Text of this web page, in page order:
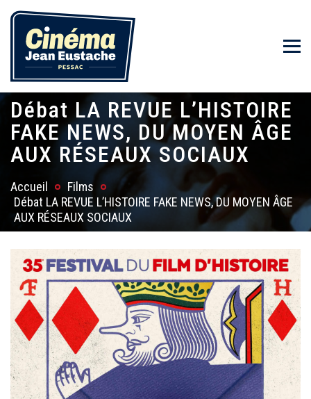
Débat LA REVUE L’HISTOIRE
FAKE NEWS, DU MOYEN ÂGE
AUX RÉSEAUX SOCIAUX
Accueil
Films
Débat LA REVUE L’HISTOIRE FAKE NEWS, DU MOYEN ÂGE
AUX RÉSEAUX SOCIAUX